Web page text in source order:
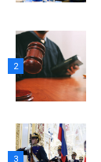
2
3